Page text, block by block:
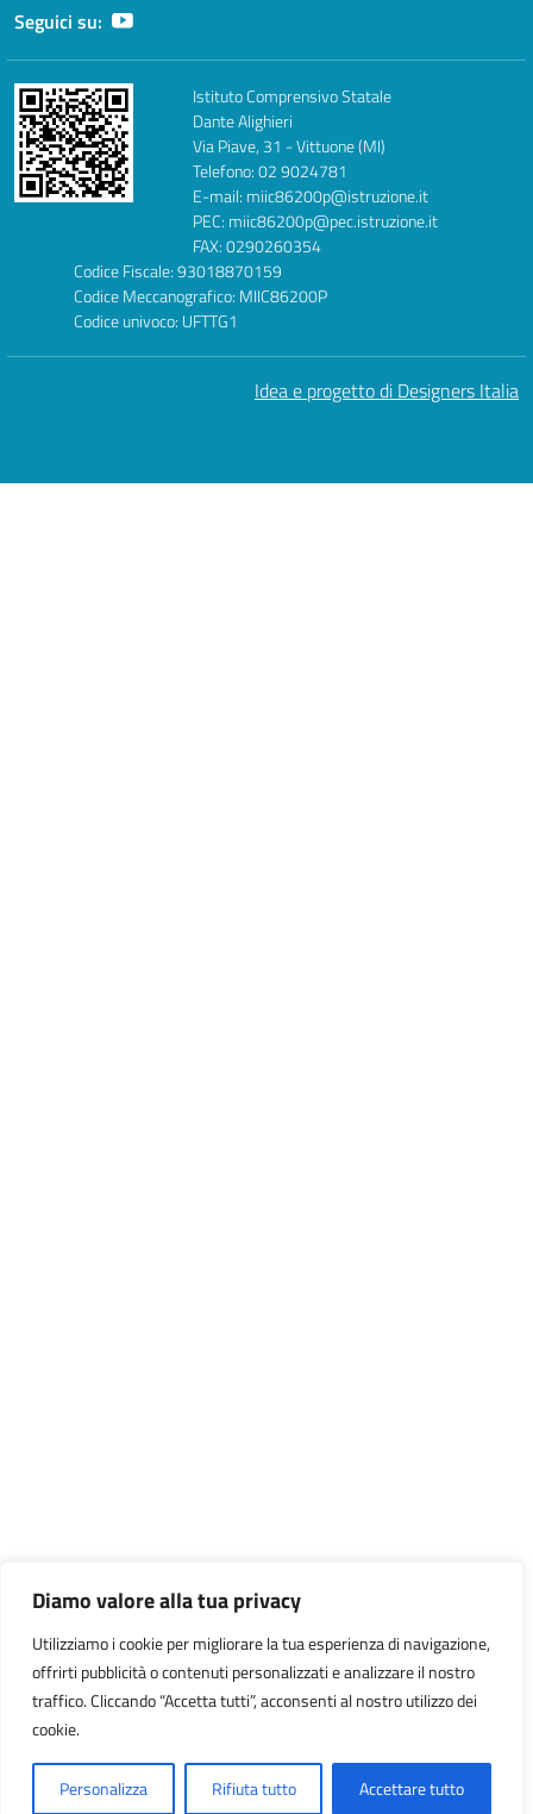
Diamo valore alla tua privacy
Utilizziamo i cookie per migliorare la tua esperienza di navigazione,
offrirti pubblicità o contenuti personalizzati e analizzare il nostro
traffico. Cliccando “Accetta tutti”, acconsenti al nostro utilizzo dei
cookie.
Personalizza Rifiuta tutto Accettare tutto
Seguici su:
Istituto Comprensivo Statale
Dante Alighieri
Via Piave, 31 - Vittuone (MI)
Telefono: 02 9024781
E-mail: miic86200p@istruzione.it
PEC: miic86200p@pec.istruzione.it
FAX: 0290260354
Codice Fiscale: 93018870159
Codice Meccanografico: MIIC86200P
Codice univoco: UFTTG1
Idea e progetto di Designers Italia